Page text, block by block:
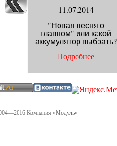
11.07.2014
"Новая песня о
главном" или какой
аккумулятор выбрать?
Подробнее
Компания «Модуль»